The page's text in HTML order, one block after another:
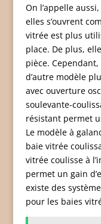
On l’appelle
elles s’ouvrent
vitrée est plus
place. De plus,
pièce.
d’autre modèle
avec ouverture
soulevante-
résistant permet
Le modèle à
baie vitrée
vitrée coulisse à
permet un gain
existe des
pour les baies